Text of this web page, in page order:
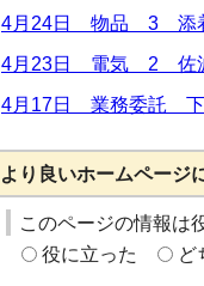
4月24日 物品 3 添着
4月23日 電気 2 佐波
4月17日 業務委託 下
より良いホームページ
このページの情報は
役に立った
ど